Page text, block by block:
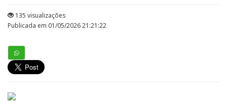
135 visualizações
Publicada em 01/05/2026 21:21:22